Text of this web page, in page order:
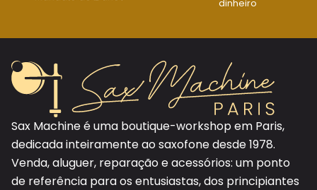
dinheiro
Sax Machine é uma boutique-workshop em Paris,
dedicada inteiramente ao saxofone desde 1978.
Venda, aluguer, reparação e acessórios: um ponto
de referência para os entusiastas, dos principiantes